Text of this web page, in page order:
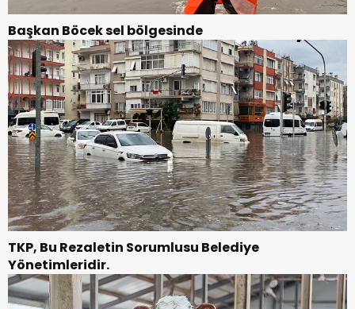
Başkan Böcek sel bölgesinde
TKP, Bu Rezaletin Sorumlusu Belediye
Yönetimleridir.